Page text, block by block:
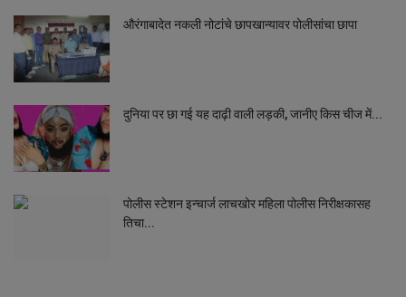
औरंगाबादेत नकली नोटांचे छापखान्यावर पोलीसांचा छापा
दुनिया पर छा गई यह दाढ़ी वाली लड़की, जानीए किस चीज में...
पोलीस स्टेशन इन्चार्ज लाचखोर महिला पोलीस निरीक्षकासह
तिचा...